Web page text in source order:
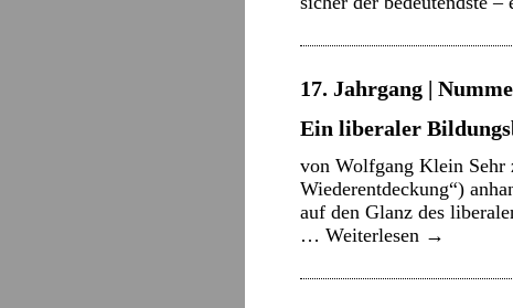
17. Jahrgang |
Ein liberaler
von Wolfgang Klein Sehr
Wiederentdeckung“)
auf den Glanz des
… Weiterlesen →